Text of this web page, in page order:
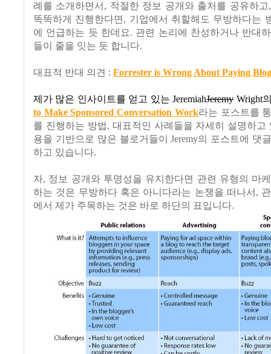
례를 소개하면서 , 적절한 정보 공개와 출처를 공유하고
똑똑하게 진행한다면, 기업에서 취할해도 무방하다는
에 언급하는 듯 한데요. 관련 논리에 찬성하거나 반대
들이 줄을 잇는 듯 합니다.
대표적 반대 의견 : Forrester is Wrong About Paying
제가 많은 인사이트를 얻고 있는 JeremiahJeremyWright
to Make Sponsored Conversation Work라는 포스트를
를 진행하는 방법, 대표적인 사례들을 자세히 설명하고
용을 기반으로 많은 블로거들이
Jeremy의 포스트에 댓
하고 있습니다.
자, 정보 공개와 투명성을 유지한다면 관련 유형의 마
하는 것은 무방하다 혹은 아니다라는 논쟁을 떠나서 ,
에서 제가 주목하는 것은 바로 하단의 표입니다.